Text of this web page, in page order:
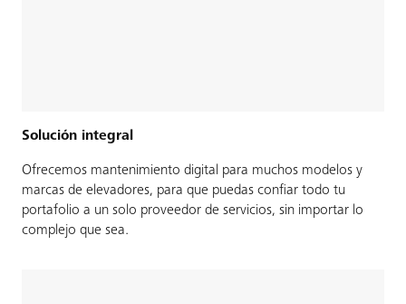
Solución integral
Ofrecemos mantenimiento digital para muchos modelos y
marcas de elevadores, para que puedas confiar todo tu
portafolio a un solo proveedor de servicios, sin importar lo
complejo que sea.